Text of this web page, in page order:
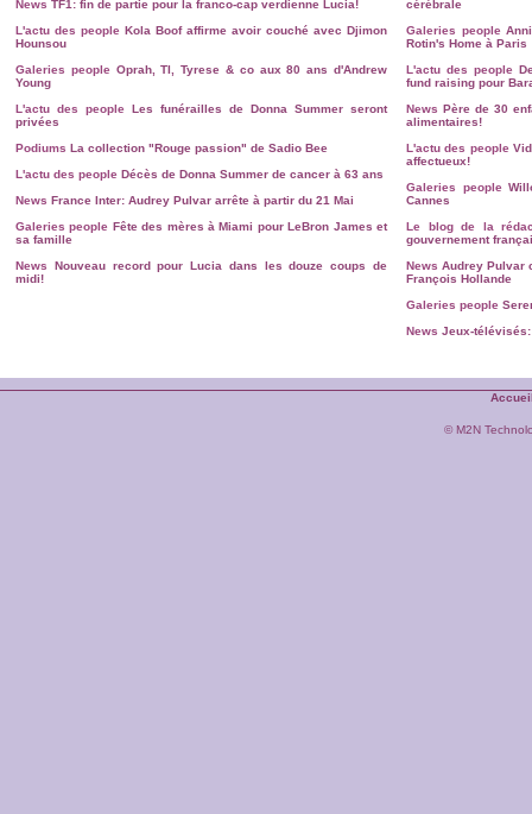
News TF1: fin de partie pour la franco-cap verdienne Lucia!
L'actu des people Kola Boof affirme avoir couché avec Djimon
Hounsou
Galeries people Oprah, TI, Tyrese & co aux 80 ans d'Andrew
Young
L'actu des people Les funérailles de Donna Summer seront
privées
Podiums La collection "Rouge passion" de Sadio Bee
L'actu des people Décès de Donna Summer de cancer à 63 ans
News France Inter: Audrey Pulvar arrête à partir du 21 Mai
Galeries people Fête des mères à Miami pour LeBron James et
sa famille
News
Nouveau record pour Lucia dans les douze coups de
midi!
cérébrale
Galeries people
Rotin's Home à Paris
L'actu des people
fund raising pour
News Père de 30
alimentaires!
L'actu des people
affectueux!
Galeries people
Cannes
Le blog de la
gouvernement
News Audrey Pulvar
François Hollande
Galeries people
News Jeux-
© M2N